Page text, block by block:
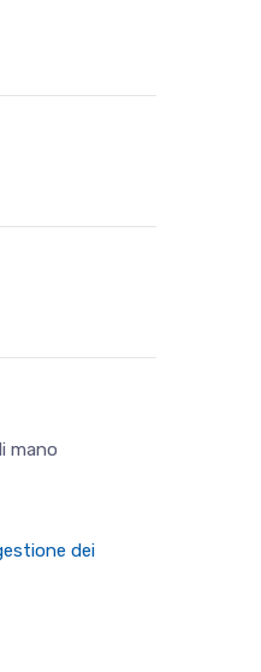
mano
dei